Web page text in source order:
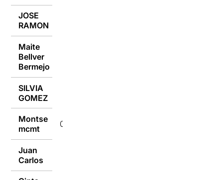
JOSE
RAMON
Maite
Bellver
Bermejo
SILVIA
GOMEZ
Montse
mcmt
09/07/2018
Juan
Carlos